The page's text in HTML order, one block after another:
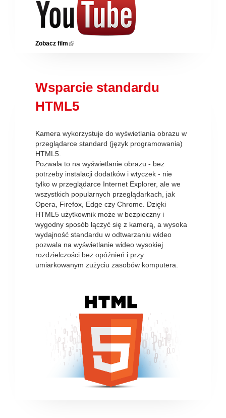
Zobacz film (link is external)
Wsparcie standardu
HTML5
Kamera wykorzystuje do wyświetlania obrazu w
przeglądarce standard (język programowania)
HTML5.
Pozwala to na wyświetlanie obrazu - bez
potrzeby instalacji dodatków i wtyczek - nie
tylko w przeglądarce Internet Explorer, ale we
wszystkich popularnych przeglądarkach, jak
Opera, Firefox, Edge czy Chrome. Dzięki
HTML5 użytkownik może w bezpieczny i
wygodny sposób łączyć się z kamerą, a wysoka
wydajność standardu w odtwarzaniu wideo
pozwala na wyświetlanie wideo wysokiej
rozdzielczości bez opóźnień i przy
umiarkowanym zużyciu zasobów komputera.